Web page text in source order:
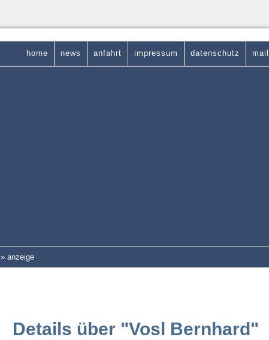
home news anfahrt impressum datenschutz mail
» anzeige
Details über "Vosl Bernhard"